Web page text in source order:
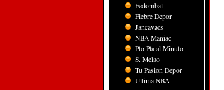
Fedombal
Fiebre Depor
Jancavacs
NBA Maniac
Pto Pta al Minuto
S. Melao
Tu Pasion Depor
Ultima NBA